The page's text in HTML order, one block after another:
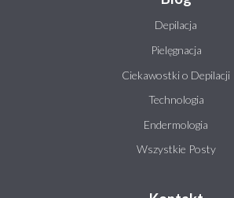
Depilacja
Pielęgnacja
Ciekawostki o Depilacji
Technologia
Endermologia
Wszystkie Posty